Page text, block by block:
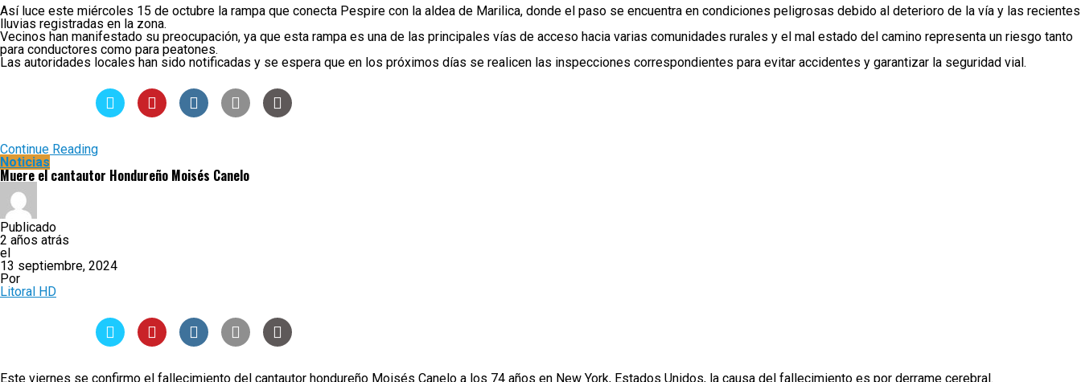
Así luce este miércoles 15 de octubre la rampa que conecta Pespire con la aldea de Marilica, donde el paso se encuentra en condiciones peligrosas debido al deterioro de la vía y las recientes
lluvias registradas en la zona.
Vecinos han manifestado su preocupación, ya que esta rampa es una de las principales vías de acceso hacia varias comunidades rurales y el mal estado del camino representa un riesgo tanto
para conductores como para peatones.
Las autoridades locales han sido notificadas y se espera que en los próximos días se realicen las inspecciones correspondientes para evitar accidentes y garantizar la seguridad vial.
Continue Reading
Noticias
Muere el cantautor Hondureño Moisés Canelo
Publicado
2 años atrás
el
13 septiembre, 2024
Por
Litoral HD
Este viernes se confirmo el fallecimiento del cantautor hondureño Moisés Canelo a los 74 años en New York, Estados Unidos, la causa del fallecimiento es por derrame cerebral.